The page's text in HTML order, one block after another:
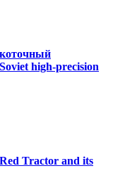
high-precision
Tractor and its